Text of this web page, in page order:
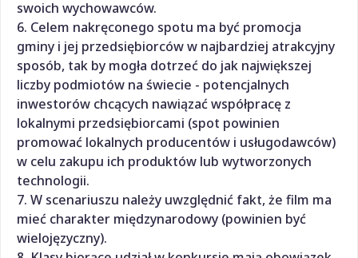
swoich wychowawców.
6. Celem nakręconego spotu ma być promocja
gminy i jej przedsiębiorców w najbardziej atrakcyjny
sposób, tak by mogła dotrzeć do jak największej
liczby podmiotów na świecie - potencjalnych
inwestorów chcących nawiązać współpracę z
lokalnymi przedsiębiorcami (spot powinien
promować lokalnych producentów i usługodawców)
w celu zakupu ich produktów lub wytworzonych
technologii.
7. W scenariuszu należy uwzględnić fakt, że film ma
mieć charakter międzynarodowy (powinien być
wielojęzyczny).